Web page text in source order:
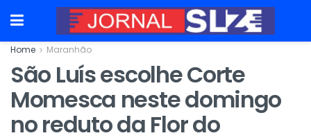
Home Maranhão
São Luís escolhe Corte
Momesca neste domingo
no reduto da Flor do